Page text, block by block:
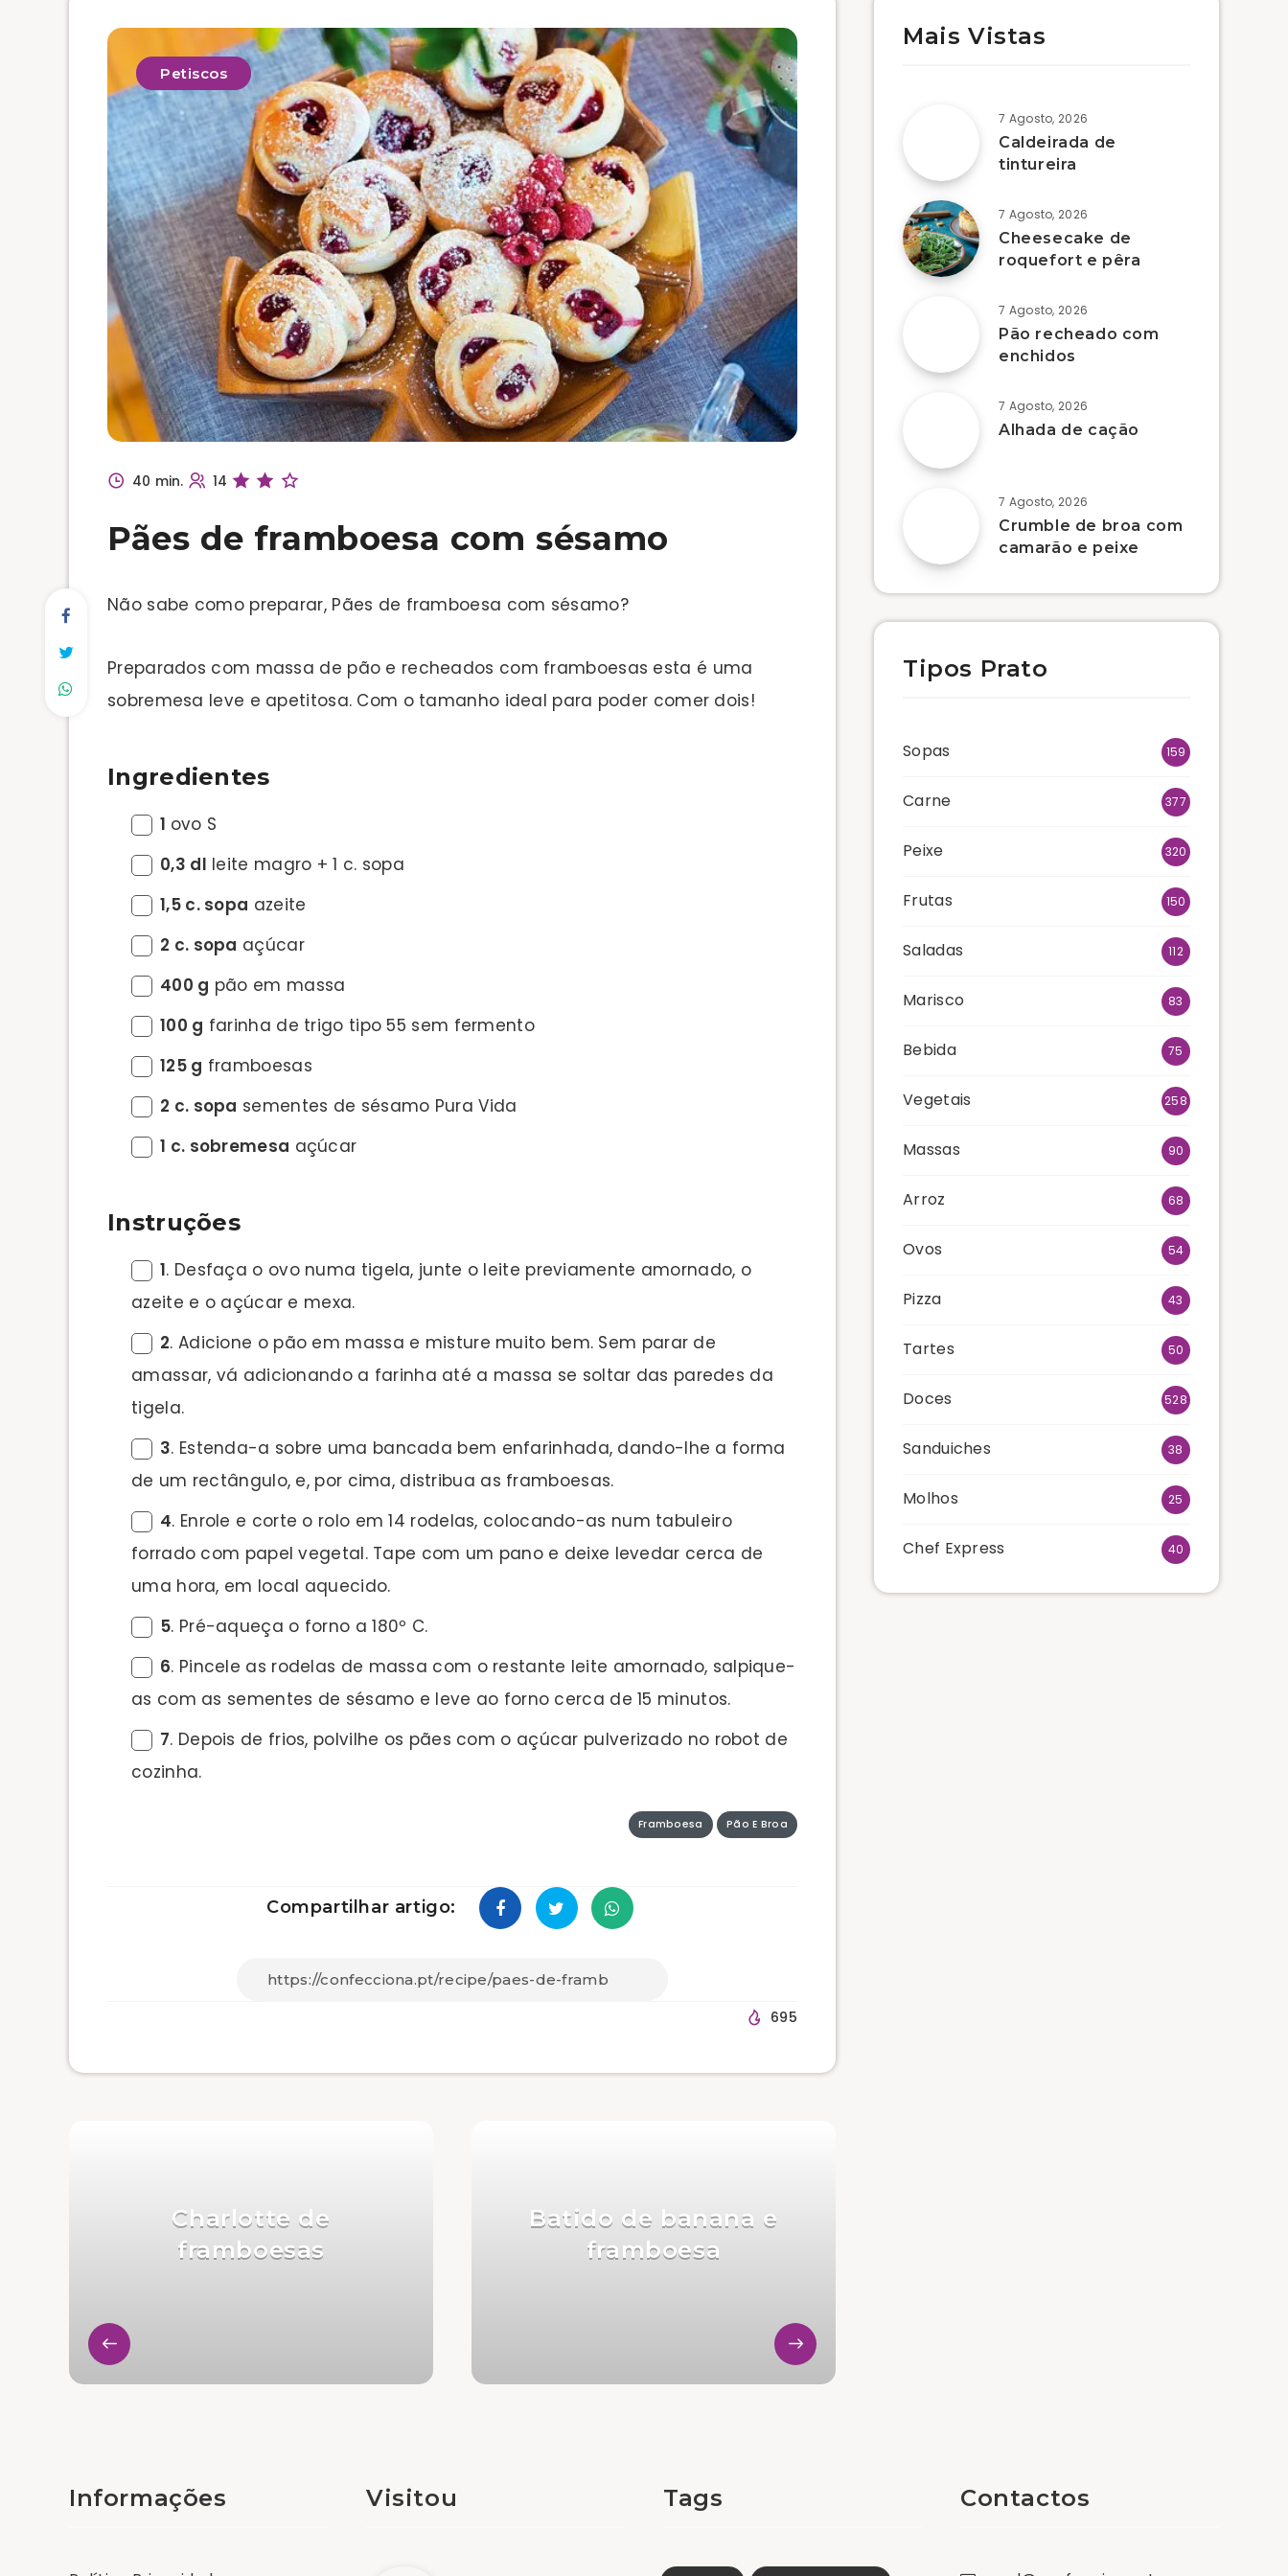
Petiscos
40 min. 14
Pães de framboesa com sésamo
Não sabe como preparar, Pães de framboesa com sésamo?
Preparados com massa de pão e recheados com framboesas esta é uma
sobremesa leve e apetitosa. Com o tamanho ideal para poder comer dois!
Ingredientes
1 ovo S
0,3 dl leite magro + 1 c. sopa
1,5 c. sopa azeite
2 c. sopa açúcar
400 g pão em massa
100 g farinha de trigo tipo 55 sem fermento
125 g framboesas
2 c. sopa sementes de sésamo Pura Vida
1 c. sobremesa açúcar
Instruções
1. Desfaça o ovo numa tigela, junte o leite previamente amornado, o
azeite e o açúcar e mexa.
2. Adicione o pão em massa e misture muito bem. Sem parar de
amassar, vá adicionando a farinha até a massa se soltar das paredes da
tigela.
3. Estenda-a sobre uma bancada bem enfarinhada, dando-lhe a forma
de um rectângulo, e, por cima, distribua as framboesas.
4. Enrole e corte o rolo em 14 rodelas, colocando-as num tabuleiro
forrado com papel vegetal. Tape com um pano e deixe levedar cerca de
uma hora, em local aquecido.
5. Pré-aqueça o forno a 180º C.
6. Pincele as rodelas de massa com o restante leite amornado, salpique-
as com as sementes de sésamo e leve ao forno cerca de 15 minutos.
7. Depois de frios, polvilhe os pães com o açúcar pulverizado no robot de
cozinha.
Framboesa Pão E Broa
Compartilhar artigo:
695
Batido de banana e
framboesa
Charlotte de
framboesas
Mais Vistas
7 Agosto, 2026
Caldeirada de
tintureira
7 Agosto, 2026
Cheesecake de
roquefort e pêra
7 Agosto, 2026
Pão recheado com
enchidos
7 Agosto, 2026
Alhada de cação
7 Agosto, 2026
Crumble de broa com
camarão e peixe
Tipos Prato
Sopas 159
Carne 377
Peixe 320
Frutas 150
Saladas 112
Marisco 83
Bebida 75
Vegetais 258
Massas 90
Arroz 68
Ovos 54
Pizza 43
Tartes 50
Doces 528
Sanduiches 38
Molhos 25
Chef Express 40
Informações Visitou Tags Contactos